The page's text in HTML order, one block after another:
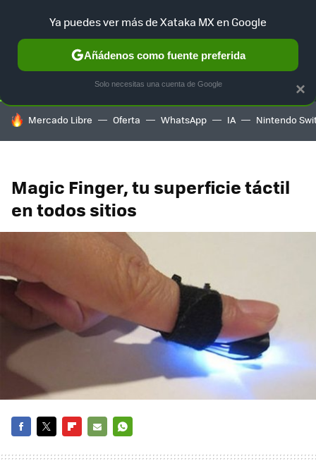
SELECCIÓN GAMING HOME AUTO TERRITORIO
HOY SE HABLA DE
Mercado Libre Oferta WhatsApp IA Nintendo
Magic Finger, tu superficie táctil
en todos sitios
×
Ya puedes ver más de Xataka MX en Google
Añádenos como fuente preferida
Solo necesitas una cuenta de Google